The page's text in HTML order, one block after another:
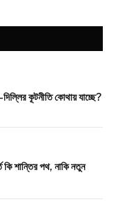
কূটনীতি কোথায় যাচ্ছে?
কি শান্তির পথ, নাকি নতুন